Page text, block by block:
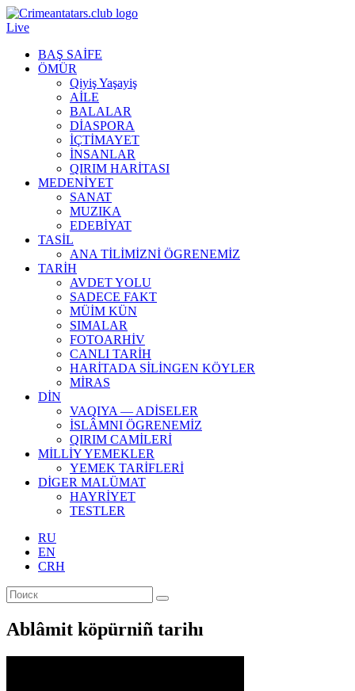
Live
BAŞ SAİFE
ÖMÜR
Qiyiş Yaşayiş
AİLE
BALALAR
DİASPORA
İÇTİMAYET
İNSANLAR
QIRIM HARİTASI
MEDENİYET
SANAT
MUZIKA
EDEBİYAT
TASİL
ANA TİLİMİZNİ ÖGRENEMİZ
TARİH
AVDET YOLU
SADECE FAKT
MÜİM KÜN
SIMАLAR
FOTOARHİV
CANLI TARİH
HARİTADA SİLİNGEN KÖYLER
MİRAS
DİN
VAQIYA — ADİSELER
İSLÂMNI ÖGRENEMİZ
QIRIM CAMİLERİ
MİLLİY YEMEKLER
YEMEK TARİFLERİ
DİGER MALÜMAT
HAYRİYET
TESTLER
RU
EN
CRH
Ablâmit köpürniñ tarihı